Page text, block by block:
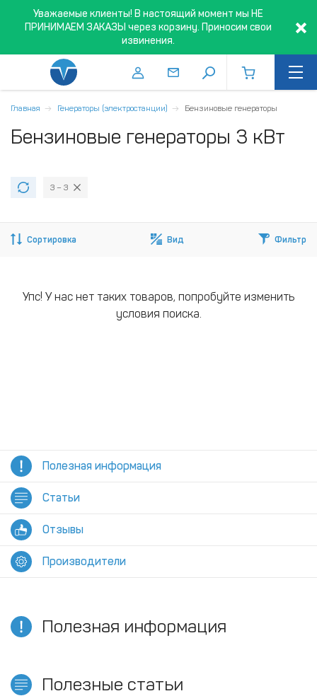
Уважаемые клиенты! В настоящий момент мы НЕ
ПРИНИМАЕМ ЗАКАЗЫ через корзину. Приносим свои
извинения.
Главная Генераторы (электростанции) Бензиновые генераторы
Бензиновые генераторы 3 кВт
3 – 3
Сортировка Вид Фильтр
Упс! У нас нет таких товаров, попробуйте изменить
условия поиска.
Полезная информация
Статьи
Отзывы
Производители
Полезная информация
Полезные статьи